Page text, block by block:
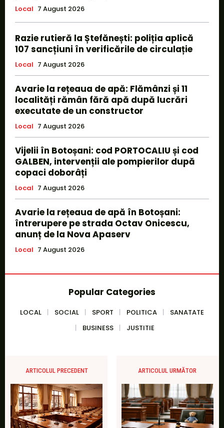
Local 7 August 2026
Razie rutieră la Ștefănești: poliția aplică
107 sancțiuni în verificările de circulație
Local 7 August 2026
Avarie la rețeaua de apă: Flămânzi și 11
localități rămân fără apă după lucrări
executate de un constructor
Local 7 August 2026
Vijelii în Botoșani: cod PORTOCALIU și cod
GALBEN, intervenții ale pompierilor după
copaci doborâți
Local 7 August 2026
Avarie la rețeaua de apă în Botoșani:
întrerupere pe strada Octav Onicescu,
anunț de la Nova Apaserv
Local 7 August 2026
Popular Categories
LOCAL SOCIAL SPORT POLITICA
SANATATE
BUSINESS
JUSTITIE
ARTICOLUL PRECEDENT ARTICOLUL URMĂTOR